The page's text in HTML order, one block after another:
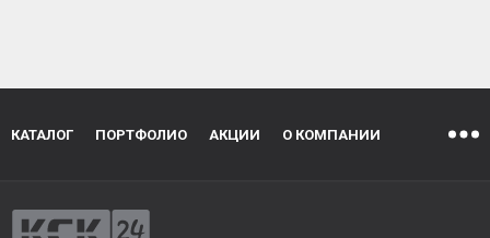
КАТАЛОГ ПОРТФОЛИО АКЦИИ О КОМПАНИИ